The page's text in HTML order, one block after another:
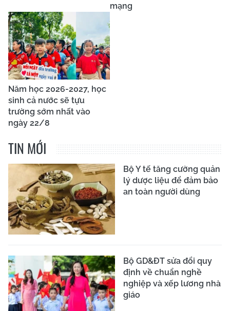
mạng
Năm học 2026-2027, học
sinh cả nước sẽ tựu
trường sớm nhất vào
ngày 22/8
TIN MỚI
Bộ Y tế tăng cường quản
lý dược liệu để đảm bảo
an toàn người dùng
Bộ GD&ĐT sửa đổi quy
định về chuẩn nghề
nghiệp và xếp lương nhà
giáo